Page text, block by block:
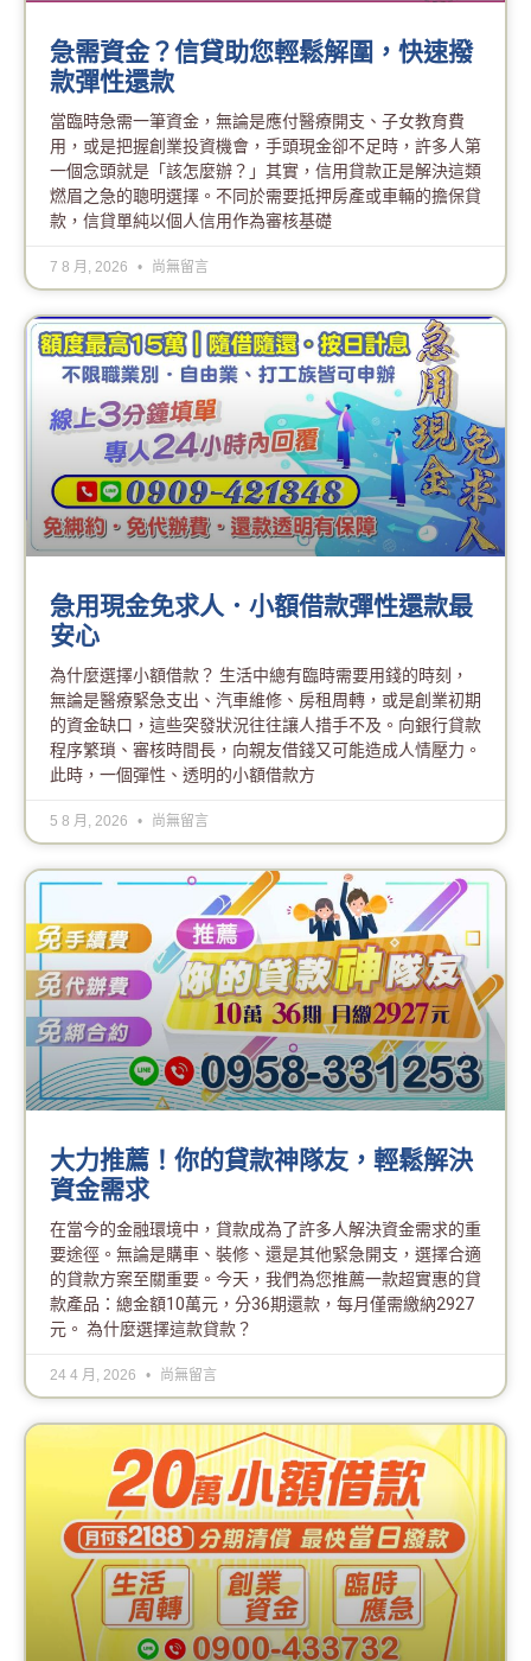
急需資金？信貸助您輕鬆解圍，快速撥
款彈性還款
當臨時急需一筆資金，無論是應付醫療開支、子女教育費
用，或是把握創業投資機會，手頭現金卻不足時，許多人第
一個念頭就是「該怎麼辦？」其實，信用貸款正是解決這類
燃眉之急的聰明選擇。不同於需要抵押房產或車輛的擔保貸
款，信貸單純以個人信用作為審核基礎
7 8 月, 2026 尚無留言
急用現金免求人．小額借款彈性還款最
安心
為什麼選擇小額借款？ 生活中總有臨時需要用錢的時刻，
無論是醫療緊急支出、汽車維修、房租周轉，或是創業初期
的資金缺口，這些突發狀況往往讓人措手不及。向銀行貸款
程序繁瑣、審核時間長，向親友借錢又可能造成人情壓力。
此時，一個彈性、透明的小額借款方
5 8 月, 2026 尚無留言
大力推薦！你的貸款神隊友，輕鬆解決
資金需求
在當今的金融環境中，貸款成為了許多人解決資金需求的重
要途徑。無論是購車、裝修、還是其他緊急開支，選擇合適
的貸款方案至關重要。今天，我們為您推薦一款超實惠的貸
款產品：總金額10萬元，分36期還款，每月僅需繳納2927
元。 為什麼選擇這款貸款？
24 4 月, 2026 尚無留言